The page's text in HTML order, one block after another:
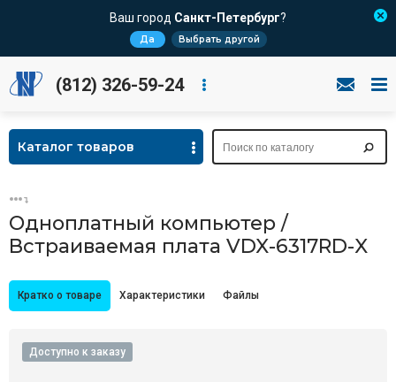
Ваш город Санкт-Петербург?
Да Выбрать другой
(812) 326-59-24
Каталог товаров
Одноплатный компьютер /
Встраиваемая плата VDX-6317RD-X
Кратко о товаре Характеристики Файлы
Доступно к заказу